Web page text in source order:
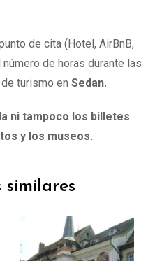
de cita (Hotel, AirBnB,
de horas durante las
turismo en Sedan.
ni tampoco los billetes
y los museos.
similares